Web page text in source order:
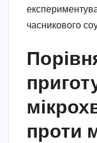
часникового
проти